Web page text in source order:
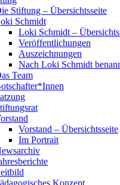
Stiftung – Übersichtsseite
Schmidt
Loki Schmidt –
Veröffentlichungen
Auszeichnungen
Nach Loki Schmidt
Team
Vorstand – Übersichtsseite
Im Portrait
Konzept